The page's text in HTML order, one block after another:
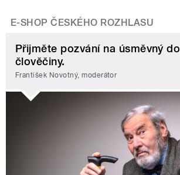
E-SHOP ČESKÉHO ROZHLASU
Přijměte pozvání na úsměvný
člověčiny.
František Novotný, moderátor